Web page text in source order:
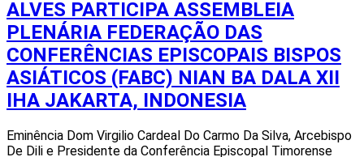
ALVES PARTICIPA ASSEMBLEIA
PLENÁRIA FEDERAÇÃO DAS
CONFERÊNCIAS EPISCOPAIS BISPOS
ASIÁTICOS (FABC) NIAN BA DALA XII
IHA JAKARTA, INDONESIA
Eminência Dom Virgilio Cardeal Do Carmo Da Silva, Arcebispo
De Dili e Presidente da Conferência Episcopal Timorense